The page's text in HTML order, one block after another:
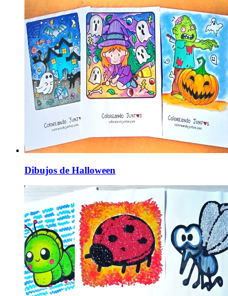
Dibujos de Halloween